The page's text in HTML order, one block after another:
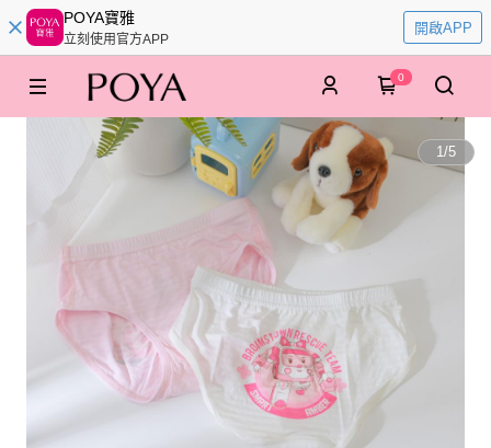
POYA寶雅
立刻使用官方APP
開啟APP
0
1/5